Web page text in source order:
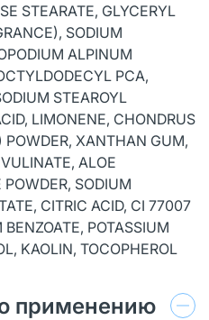
STEARATE, GLYCERYL
SODIUM
ALPINUM
PCA,
STEAROYL
LIMONENE, CHONDRUS
POWDER, XANTHAN GUM,
ALOE
SODIUM
CITRIC ACID, CI 77007
POTASSIUM
KAOLIN, TOCOPHEROL
применению